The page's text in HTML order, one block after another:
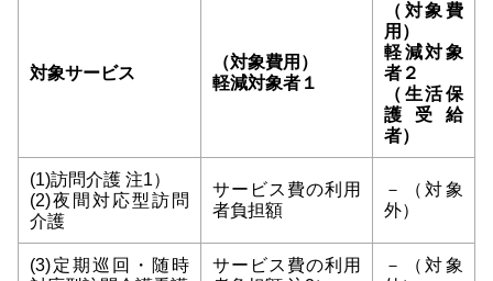
対象サービス
（対象費用）
軽減対象者１
（対象費
用）
軽減対象
者２
（生活保
護受給
者）
(1)訪問介護 注1）
(2)夜間対応型訪問
介護
サービス費の利用
者負担額
－（対象
外）
(3)定期巡回・随時
サービス費の利用
－（対象